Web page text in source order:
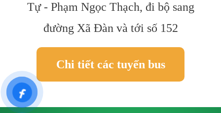
Tự - Phạm Ngọc Thạch, đi bộ sang
đường Xã Đàn và tới số 152
Chi tiết các tuyến bus